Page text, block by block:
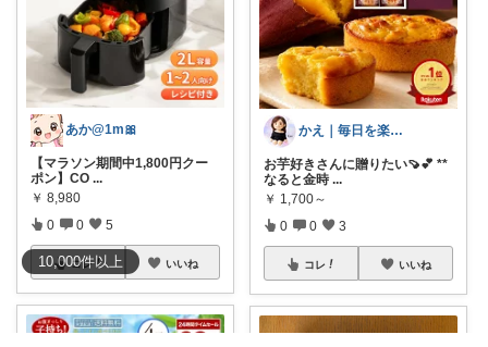
10,000件以上
あか@1m🎀
【マラソン期間中1,800円クー
ポン】CO ...
￥ 8,980
0 0 5
コレ いいね
かえ｜毎日を楽しむ
お芋好きさんに贈りたい🍠💕 **
なると金時 ...
￥ 1,700～
0 0 3
コレ いいね